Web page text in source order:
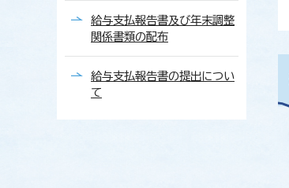
給与支払報告書及び年末調整
関係書類の配布
給与支払報告書の提出につい
て